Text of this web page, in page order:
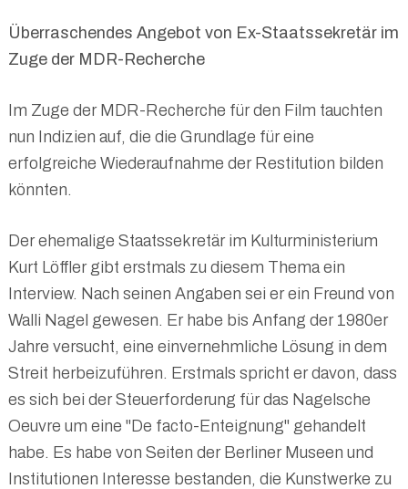
Überraschendes Angebot von Ex-Staatssekretär im
Zuge der MDR-Recherche
Im Zuge der MDR-Recherche für den Film tauchten
nun Indizien auf, die die Grundlage für eine
erfolgreiche Wiederaufnahme der Restitution bilden
könnten.
Der ehemalige Staatssekretär im Kulturministerium
Kurt Löffler gibt erstmals zu diesem Thema ein
Interview. Nach seinen Angaben sei er ein Freund von
Walli Nagel gewesen. Er habe bis Anfang der 1980er
Jahre versucht, eine einvernehmliche Lösung in dem
Streit herbeizuführen. Erstmals spricht er davon, dass
es sich bei der Steuerforderung für das Nagelsche
Oeuvre um eine "De facto-Enteignung" gehandelt
habe. Es habe von Seiten der Berliner Museen und
Institutionen Interesse bestanden, die Kunstwerke zu